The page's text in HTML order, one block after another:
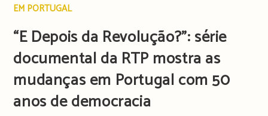
Post
EM PORTUGAL
“E Depois da Revolução?”: série
documental da RTP mostra as
mudanças em Portugal com 50
anos de democracia